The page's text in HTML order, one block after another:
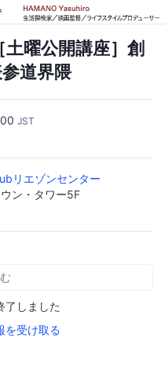
土曜公開講座］創
道界隈
JST
リエゾンセンター
ン・タワー5F
了しました
を受け取る